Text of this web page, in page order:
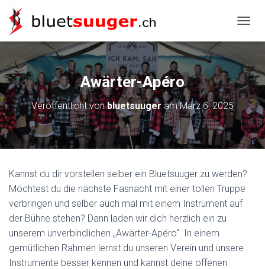
Awärter-Apéro
Veröffentlicht vonbluetsuugeramMärz 6, 2025
Kannst du dir vorstellen selber ein Bluetsuuger zu werden?
Möchtest du die nächste Fasnacht mit einer tollen Truppe
verbringen und selber auch mal mit einem Instrument auf
der Bühne stehen? Dann laden wir dich herzlich ein zu
unserem unverbindlichen „Awärter-Apéro“. In einem
gemütlichen Rahmen lernst du unseren Verein und unsere
Instrumente besser kennen und kannst deine offenen